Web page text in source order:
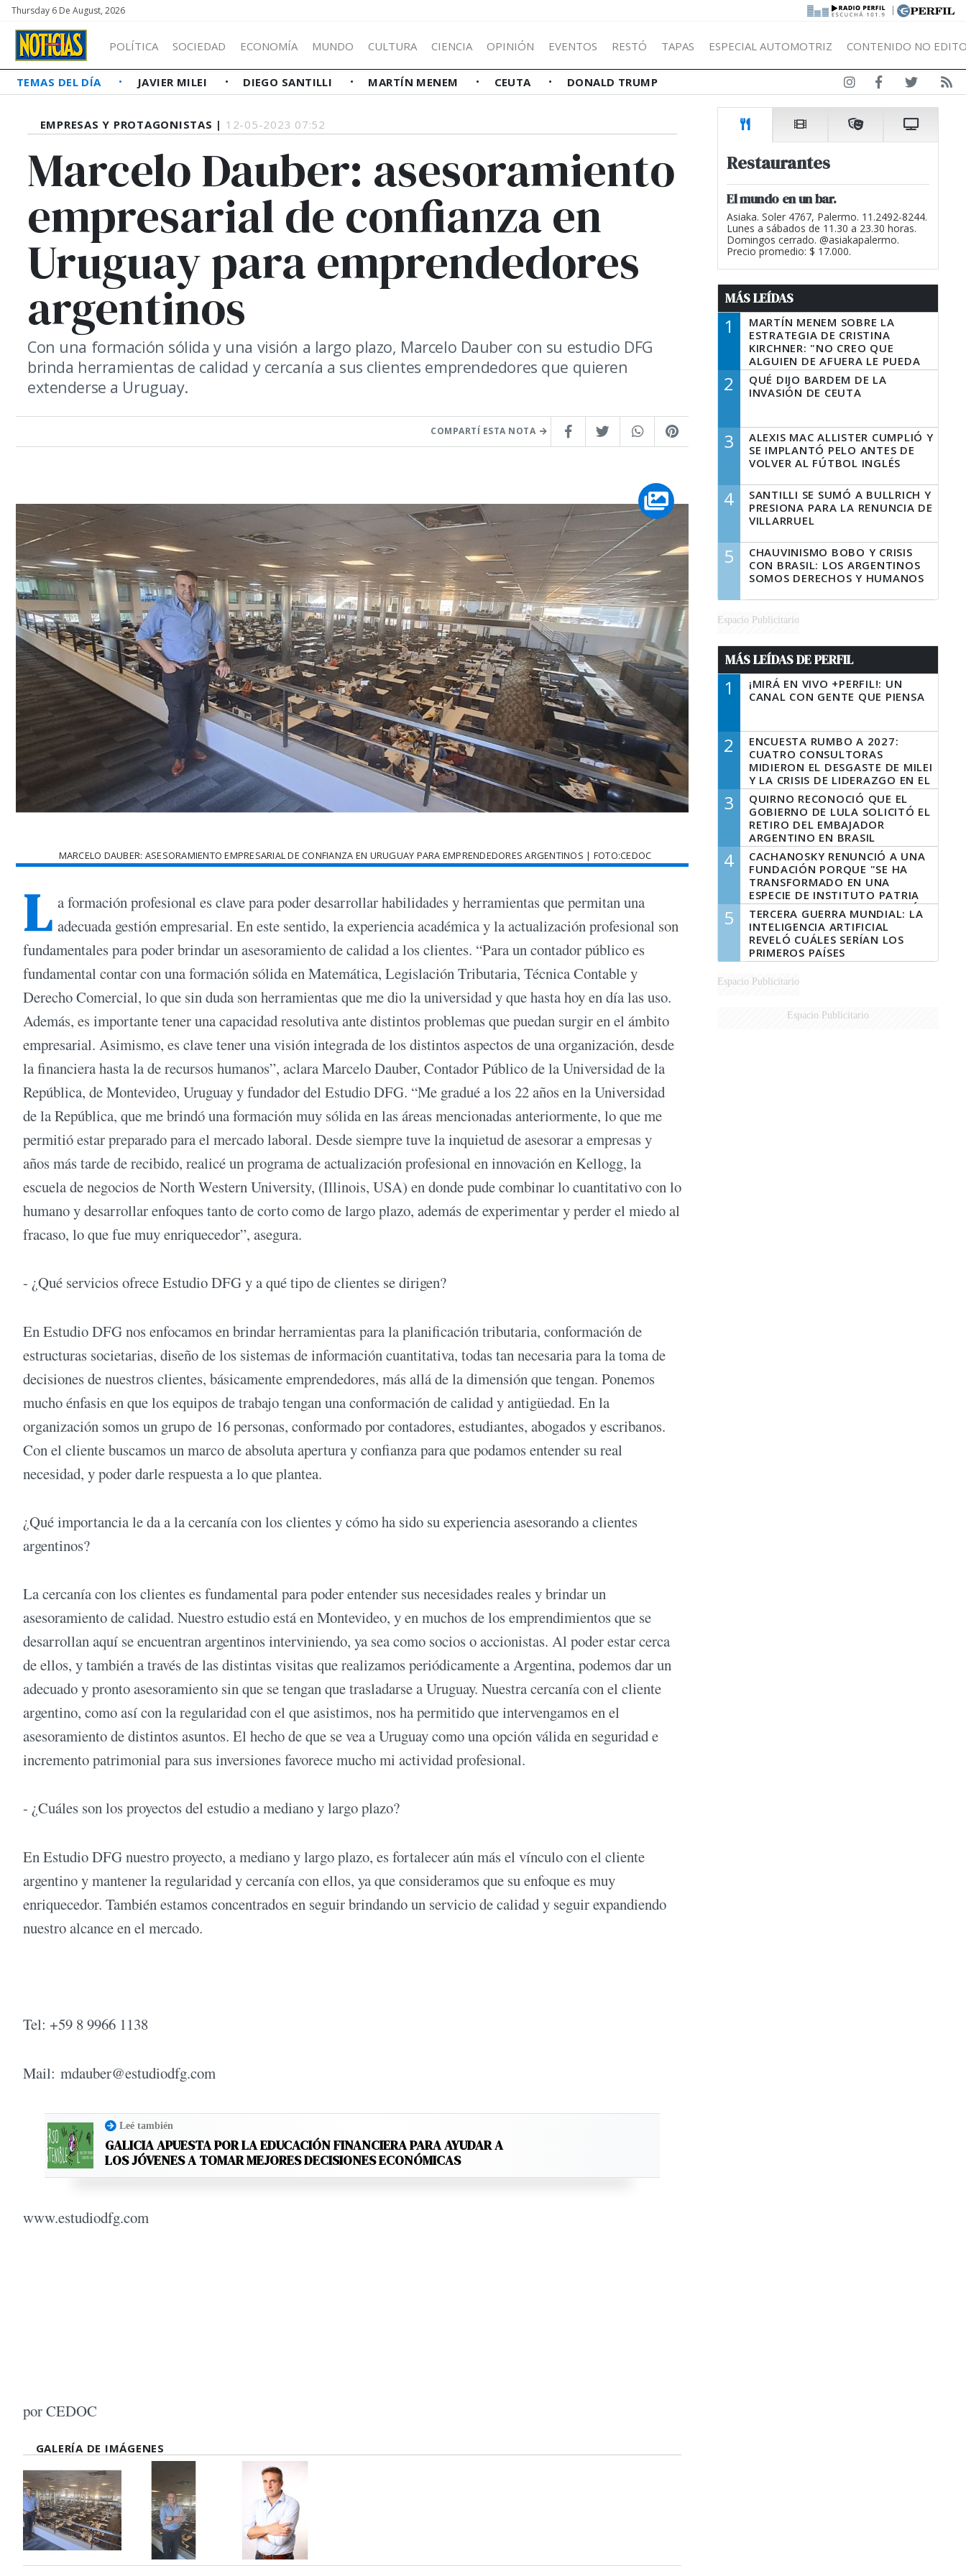
Thursday 6 De August, 2026 |
POLÍTICA SOCIEDAD ECONOMÍA MUNDO CULTURA CIENCIA OPINIÓN EVENTOS RESTÓ TAPAS ESPECIAL AUTOMOTRIZ CONTENIDO NO
TEMAS DEL DÍA JAVIER MILEI DIEGO SANTILLI MARTÍN MENEM CEUTA DONALD TRUMP
EMPRESAS Y PROTAGONISTAS | 12-05-2023 07:52
Marcelo Dauber: asesoramiento
empresarial de confianza en
Uruguay para emprendedores
argentinos
Con una formación sólida y una visión a largo plazo, Marcelo Dauber con su estudio DFG
brinda herramientas de calidad y cercanía a sus clientes emprendedores que quieren
extenderse a Uruguay.
COMPARTÍ ESTA NOTA
MARCELO DAUBER: ASESORAMIENTO EMPRESARIAL DE CONFIANZA EN URUGUAY PARA EMPRENDEDORES ARGENTINOS | FOTO:CEDOC
L a formación profesional es clave para poder desarrollar habilidades y herramientas que permitan una
adecuada gestión empresarial. En este sentido, la experiencia académica y la actualización profesional son
fundamentales para poder brindar un asesoramiento de calidad a los clientes. “Para un contador público es
fundamental contar con una formación sólida en Matemática, Legislación Tributaria, Técnica Contable y
Derecho Comercial, lo que sin duda son herramientas que me dio la universidad y que hasta hoy en día las uso.
Además, es importante tener una capacidad resolutiva ante distintos problemas que puedan surgir en el ámbito
empresarial. Asimismo, es clave tener una visión integrada de los distintos aspectos de una organización, desde
la financiera hasta la de recursos humanos”, aclara Marcelo Dauber, Contador Público de la Universidad de la
República, de Montevideo, Uruguay y fundador del Estudio DFG. “Me gradué a los 22 años en la Universidad
de la República, que me brindó una formación muy sólida en las áreas mencionadas anteriormente, lo que me
permitió estar preparado para el mercado laboral. Desde siempre tuve la inquietud de asesorar a empresas y
años más tarde de recibido, realicé un programa de actualización profesional en innovación en Kellogg, la
escuela de negocios de North Western University, (Illinois, USA) en donde pude combinar lo cuantitativo con lo
humano y desarrollar enfoques tanto de corto como de largo plazo, además de experimentar y perder el miedo al
fracaso, lo que fue muy enriquecedor”, asegura.
- ¿Qué servicios ofrece Estudio DFG y a qué tipo de clientes se dirigen?
En Estudio DFG nos enfocamos en brindar herramientas para la planificación tributaria, conformación de
estructuras societarias, diseño de los sistemas de información cuantitativa, todas tan necesaria para la toma de
decisiones de nuestros clientes, básicamente emprendedores, más allá de la dimensión que tengan. Ponemos
mucho énfasis en que los equipos de trabajo tengan una conformación de calidad y antigüedad. En la
organización somos un grupo de 16 personas, conformado por contadores, estudiantes, abogados y escribanos.
Con el cliente buscamos un marco de absoluta apertura y confianza para que podamos entender su real
necesidad, y poder darle respuesta a lo que plantea.
¿Qué importancia le da a la cercanía con los clientes y cómo ha sido su experiencia asesorando a clientes
argentinos?
La cercanía con los clientes es fundamental para poder entender sus necesidades reales y brindar un
asesoramiento de calidad. Nuestro estudio está en Montevideo, y en muchos de los emprendimientos que se
desarrollan aquí se encuentran argentinos interviniendo, ya sea como socios o accionistas. Al poder estar cerca
de ellos, y también a través de las distintas visitas que realizamos periódicamente a Argentina, podemos dar un
adecuado y pronto asesoramiento sin que se tengan que trasladarse a Uruguay. Nuestra cercanía con el cliente
argentino, como así con la regularidad con el que asistimos, nos ha permitido que intervengamos en el
asesoramiento de distintos asuntos. El hecho de que se vea a Uruguay como una opción válida en seguridad e
incremento patrimonial para sus inversiones favorece mucho mi actividad profesional.
- ¿Cuáles son los proyectos del estudio a mediano y largo plazo?
En Estudio DFG nuestro proyecto, a mediano y largo plazo, es fortalecer aún más el vínculo con el cliente
argentino y mantener la regularidad y cercanía con ellos, ya que consideramos que su enfoque es muy
enriquecedor. También estamos concentrados en seguir brindando un servicio de calidad y seguir expandiendo
nuestro alcance en el mercado.
Tel: +59 8 9966 1138
Mail: mdauber@estudiodfg.com
Leé también
GALICIA APUESTA POR LA EDUCACIÓN FINANCIERA PARA AYUDAR A
LOS JÓVENES A TOMAR MEJORES DECISIONES ECONÓMICAS
www.estudiodfg.com
por CEDOC
GALERÍA DE IMÁGENES
Restaurantes
El mundo en un bar.
Asiaka. Soler 4767, Palermo. 11.2492-8244.
Lunes a sábados de 11.30 a 23.30 horas.
Domingos cerrado. @asiakapalermo.
Precio promedio: $ 17.000.
MÁS LEÍDAS
1
MARTÍN MENEM SOBRE LA
ESTRATEGIA DE CRISTINA
KIRCHNER: "NO CREO QUE
ALGUIEN DE AFUERA LE PUEDA
DECIR A LA JUSTICIA LO QUE
TIENE QUE HACER"
2
QUÉ DIJO BARDEM DE LA
INVASIÓN DE CEUTA
3
ALEXIS MAC ALLISTER CUMPLIÓ Y
SE IMPLANTÓ PELO ANTES DE
VOLVER AL FÚTBOL INGLÉS
4
SANTILLI SE SUMÓ A BULLRICH Y
PRESIONA PARA LA RENUNCIA DE
VILLARRUEL
5
CHAUVINISMO BOBO Y CRISIS
CON BRASIL: LOS ARGENTINOS
SOMOS DERECHOS Y HUMANOS
Espacio Publicitario
MÁS LEÍDAS DE PERFIL
1
¡MIRÁ EN VIVO +PERFIL!: UN
CANAL CON GENTE QUE PIENSA
2
ENCUESTA RUMBO A 2027:
CUATRO CONSULTORAS
MIDIERON EL DESGASTE DE MILEI
Y LA CRISIS DE LIDERAZGO EN EL
PERONISMO
3
QUIRNO RECONOCIÓ QUE EL
GOBIERNO DE LULA SOLICITÓ EL
RETIRO DEL EMBAJADOR
ARGENTINO EN BRASIL
4
CACHANOSKY RENUNCIÓ A UNA
FUNDACIÓN PORQUE "SE HA
TRANSFORMADO EN UNA
ESPECIE DE INSTITUTO PATRIA
INCONDICIONAL DE LA GESTIÓN
DE MILEI"
5
TERCERA GUERRA MUNDIAL: LA
INTELIGENCIA ARTIFICIAL
REVELÓ CUÁLES SERÍAN LOS
PRIMEROS PAÍSES
LATINOAMERICANOS EN SER
DERROTADOS
Espacio Publicitario
Espacio Publicitario